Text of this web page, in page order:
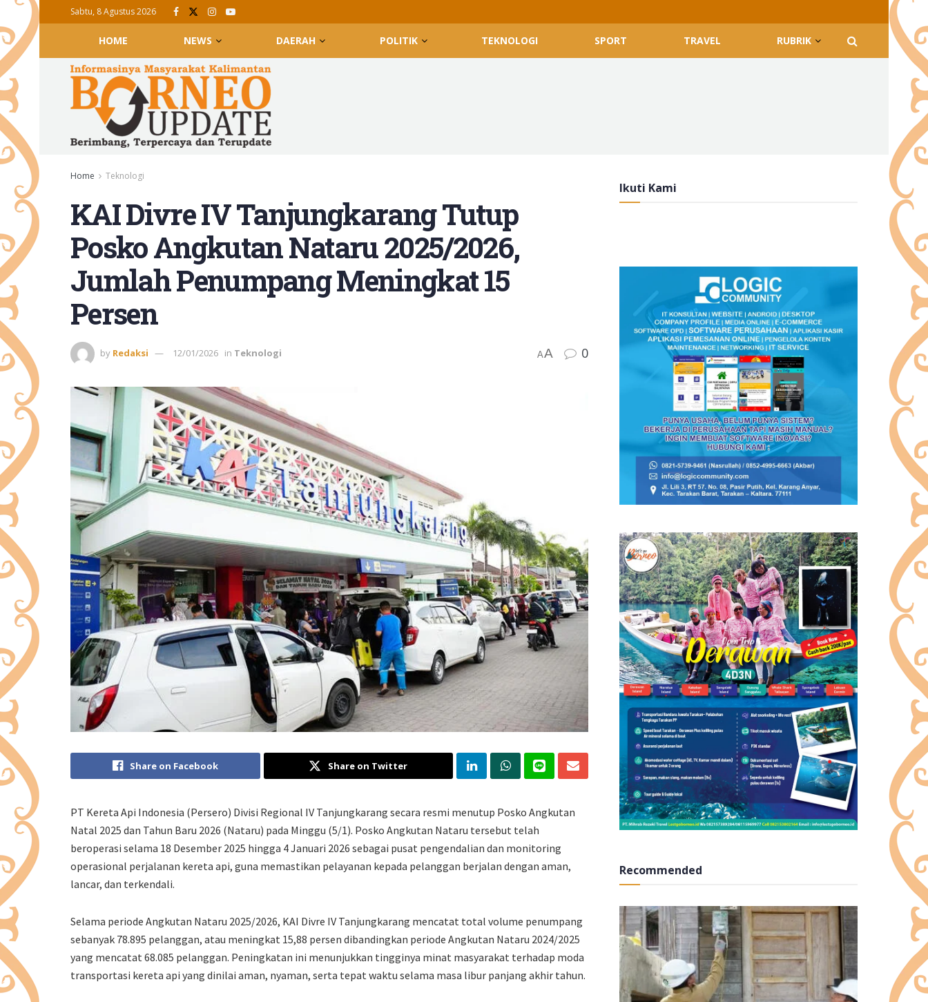
Sabtu, 8 Agustus 2026
HOME NEWS DAERAH POLITIK TEKNOLOGI SPORT TRAVEL RUBRIK
Home Teknologi
KAI Divre IV Tanjungkarang Tutup
Posko Angkutan Nataru 2025/2026,
Jumlah Penumpang Meningkat 15
Persen
by Redaksi 12/01/2026 in Teknologi AA 0
Share on Facebook Share on Twitter
PT Kereta Api Indonesia (Persero) Divisi Regional IV Tanjungkarang secara resmi menutup Posko Angkutan
Natal 2025 dan Tahun Baru 2026 (Nataru) pada Minggu (5/1). Posko Angkutan Nataru tersebut telah
beroperasi selama 18 Desember 2025 hingga 4 Januari 2026 sebagai pusat pengendalian dan monitoring
operasional perjalanan kereta api, guna memastikan pelayanan kepada pelanggan berjalan dengan aman,
lancar, dan terkendali.
Selama periode Angkutan Nataru 2025/2026, KAI Divre IV Tanjungkarang mencatat total volume penumpang
sebanyak 78.895 pelanggan, atau meningkat 15,88 persen dibandingkan periode Angkutan Nataru 2024/2025
yang mencatat 68.085 pelanggan. Peningkatan ini menunjukkan tingginya minat masyarakat terhadap moda
transportasi kereta api yang dinilai aman, nyaman, serta tepat waktu selama masa libur panjang akhir tahun.
Ikuti Kami
Recommended